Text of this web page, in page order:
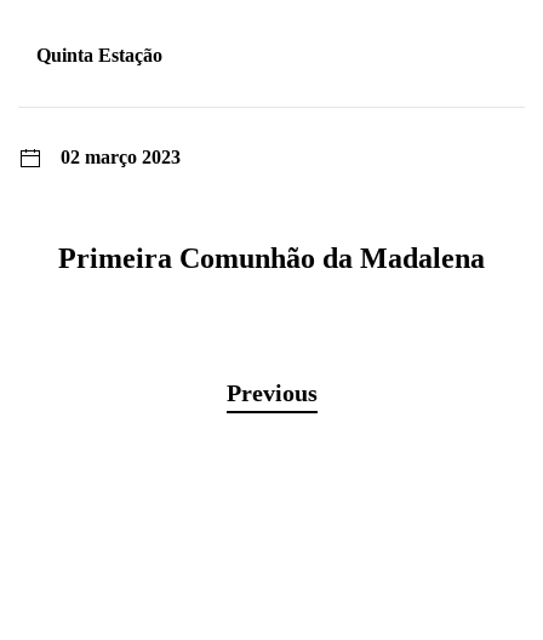
Quinta Estação
02 março 2023
Primeira Comunhão da Madalena
Previous